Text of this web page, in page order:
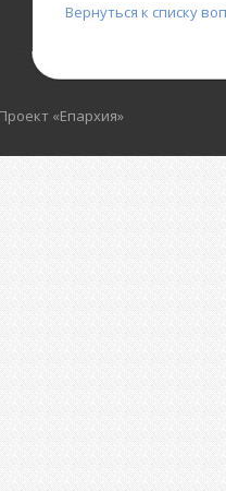
Вернуться к списку
«Епархия»